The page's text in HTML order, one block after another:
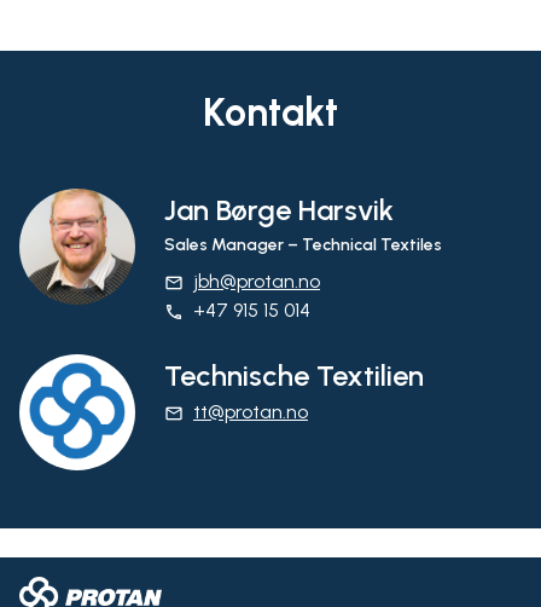
Kontakt
Jan Børge Harsvik
Sales Manager – Technical Textiles
email jbh@protan.no
phone +47 915 15 014
Technische Textilien
email tt@protan.no